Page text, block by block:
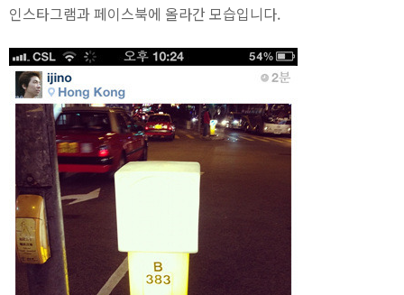
인스타그램과 페이스북에 올라간 모습입니다.